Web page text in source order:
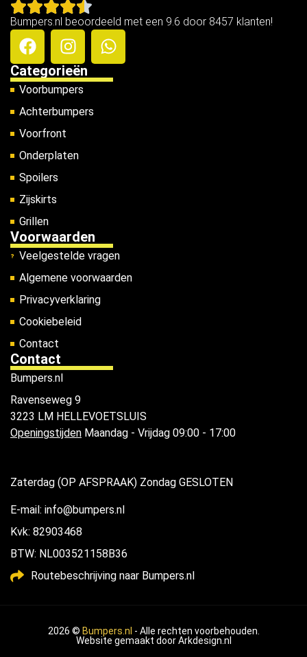
Bumpers.nl beoordeeld met een 9.6 door 8457 klanten!
Categorieën
Voorbumpers
Achterbumpers
Voorfront
Onderplaten
Spoilers
Zijskirts
Grillen
Voorwaarden
Veelgestelde vragen
Algemene voorwaarden
Privacyverklaring
Cookiebeleid
Contact
Contact
Bumpers.nl
Ravenseweg 9
3223 LM HELLEVOETSLUIS
Openingstijden Maandag - Vrijdag 09:00 - 17:00
Zaterdag (OP AFSPRAAK) Zondag GESLOTEN
E-mail: info@bumpers.nl
Kvk: 82903468
BTW: NL003521158B36
Routebeschrijving naar Bumpers.nl
2026 © Bumpers.nl - Alle rechten voorbehouden.
Website gemaakt doorArkdesign.nl